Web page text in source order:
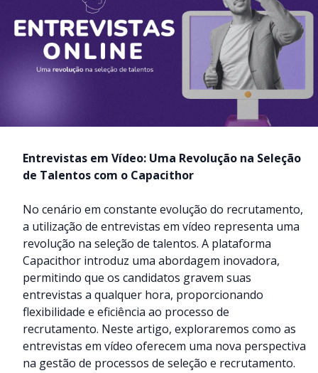
Entrevistas em Vídeo: Uma Revolução na Seleção
de Talentos com o Capacithor
No cenário em constante evolução do recrutamento,
a utilização de entrevistas em vídeo representa uma
revolução na seleção de talentos. A plataforma
Capacithor introduz uma abordagem inovadora,
permitindo que os candidatos gravem suas
entrevistas a qualquer hora, proporcionando
flexibilidade e eficiência ao processo de
recrutamento. Neste artigo, exploraremos como as
entrevistas em vídeo oferecem uma nova perspectiva
na gestão de processos de seleção e recrutamento.